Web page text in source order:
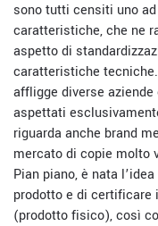
sono tutti censiti uno
caratteristiche, che ne
aspetto di
caratteristiche
affligge diverse
aspettati
riguarda anche brand
mercato di copie molto
Pian piano, è nata
prodotto e di
(prodotto fisico), così